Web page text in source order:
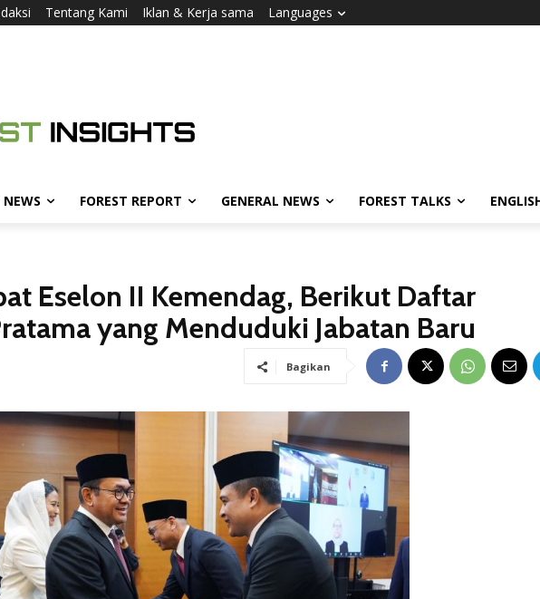
Tentang Kami Iklan & Kerja sama Languages
NEWS FOREST REPORT GENERAL NEWS FOREST TALKS
Eselon II Kemendag, Berikut Daftar
yang Menduduki Jabatan Baru
Bagikan